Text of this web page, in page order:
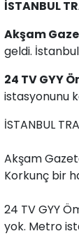
İSTANBUL
Akşam
geldi.
24 TV GYY
istasyonunu
İSTANBUL
Akşam
Korkunç bir
24 TV GYY
yok. Metro